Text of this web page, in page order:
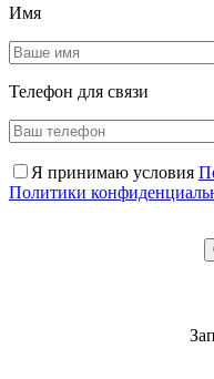
Имя
Телефон для связи
Я принимаю условия
Политики